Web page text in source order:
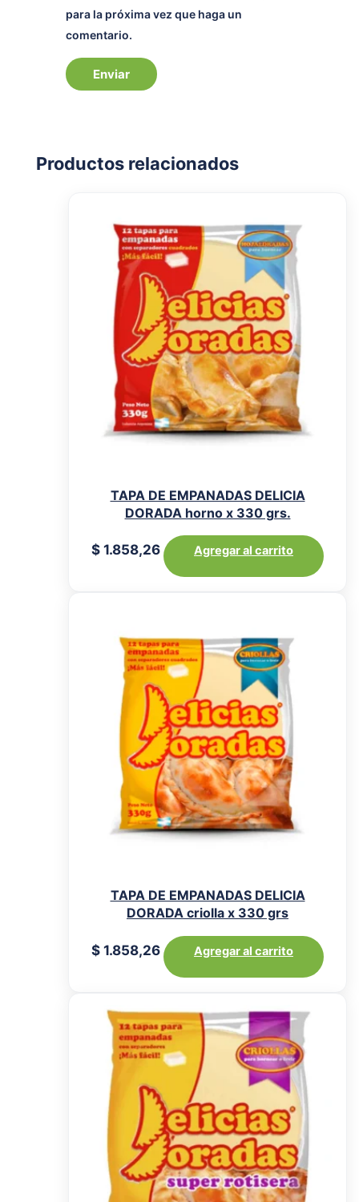
para la próxima vez que haga un
comentario.
Productos relacionados
TAPA DE EMPANADAS DELICIA
DORADA horno x 330 grs.
$ 1.858,26 Agregar al carrito
TAPA DE EMPANADAS DELICIA
DORADA criolla x 330 grs
$ 1.858,26 Agregar al carrito